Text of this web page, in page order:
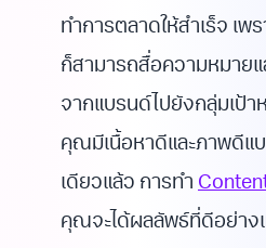
ทำการตลาดให้สำเร็จ เพ
ก็สามารถสื่อความหมาย
จากแบรนด์ไปยังกลุ่มเป้า
คุณมีเนื้อหาดีและภาพดีแ
เดียวแล้ว การทำ
คุณจะได้ผลลัพธ์ที่ดีอย่าง